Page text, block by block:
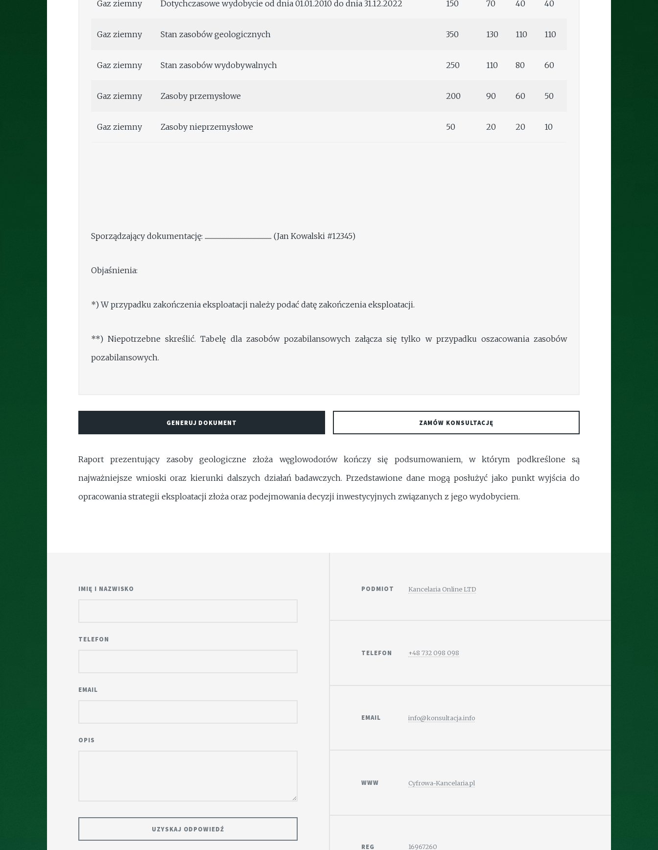
Gaz ziemny Dotychczasowe wydobycie od dnia 01.01.2010 do dnia 31.12.2022 150 70 40 40
Gaz ziemny Stan zasobów geologicznych 350 130 110 110
Gaz ziemny Stan zasobów wydobywalnych 250 110 80 60
Gaz ziemny Zasoby przemysłowe 200 90 60 50
Gaz ziemny Zasoby nieprzemysłowe 50 20 20 10
Sporządzający dokumentację: .................................................................... (Jan Kowalski #12345)
Objaśnienia:
*) W przypadku zakończenia eksploatacji należy podać datę zakończenia eksploatacji.
**) Niepotrzebne skreślić. Tabelę dla zasobów pozabilansowych załącza się tylko w przypadku oszacowania zasobów
pozabilansowych.
GENERUJ DOKUMENT ZAMÓW KONSULTACJĘ
Raport prezentujący zasoby geologiczne złoża węglowodorów kończy się podsumowaniem, w którym podkreślone są
najważniejsze wnioski oraz kierunki dalszych działań badawczych. Przedstawione dane mogą posłużyć jako punkt wyjścia do
opracowania strategii eksploatacji złoża oraz podejmowania decyzji inwestycyjnych związanych z jego wydobyciem.
IMIĘ I NAZWISKO
TELEFON
EMAIL
OPIS
PODMIOT Kancelaria Online LTD
TELEFON +48 732 098 098
EMAIL info@konsultacja.info
WWW Cyfrowa-Kancelaria.pl
REG 16967260